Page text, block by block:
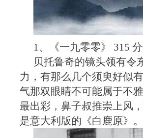
1、《一九零零》 315
贝托鲁奇的镜头领有令
力，有那么几个须臾好似
气那双眼睛不可能属于不
最出彩，鼻子叔推崇上风
是意大利版的《白鹿原》。